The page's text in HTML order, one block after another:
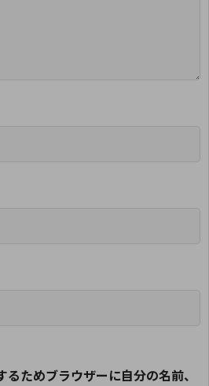
ためブラウザーに自分の名前、